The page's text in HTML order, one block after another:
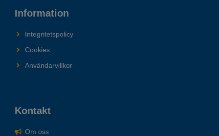
Information
Integritetspolicy
Cookies
Användarvillkor
Kontakt
Om oss